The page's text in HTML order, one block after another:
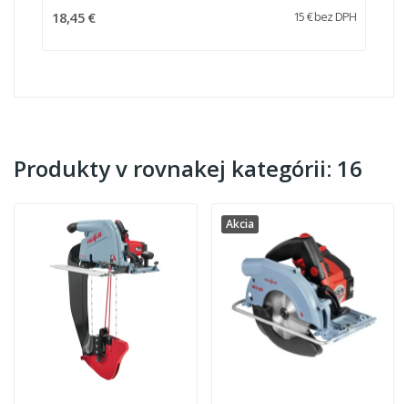
18,45 € 15 € bez DPH
Produkty v rovnakej kategórii: 16
Akcia